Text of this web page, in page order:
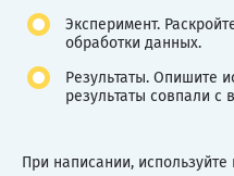
Эксперимент.
обработки данных.
Результаты. Опишите
результаты совпали
При написании,